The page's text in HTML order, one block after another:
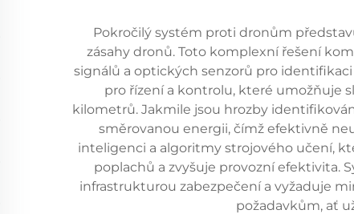
Pokročilý systém proti dronům
zásahy dronů. Toto komplexní řešení
signálů a optických senzorů pro
pro řízení a kontrolu, které umožňuje
kilometrů. Jakmile jsou hrozby
směrovanou energii, čímž efektivně
inteligenci a algoritmy strojového učení,
poplachů a zvyšuje provozní efektivita.
infrastrukturou zabezpečení a vyžaduje
požadavkům, ať